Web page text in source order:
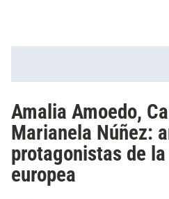
Amalia Amoedo,
Marianela Núñez:
protagonistas de
europea